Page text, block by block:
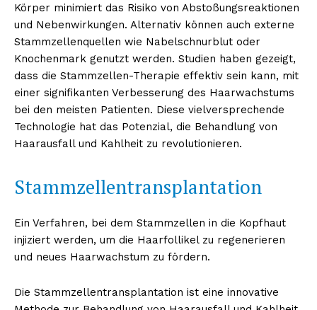
Körper minimiert das Risiko von Abstoßungsreaktionen
und Nebenwirkungen. Alternativ können auch externe
Stammzellenquellen wie Nabelschnurblut oder
Knochenmark genutzt werden. Studien haben gezeigt,
dass die Stammzellen-Therapie effektiv sein kann, mit
einer signifikanten Verbesserung des Haarwachstums
bei den meisten Patienten. Diese vielversprechende
Technologie hat das Potenzial, die Behandlung von
Haarausfall und Kahlheit zu revolutionieren.
Stammzellentransplantation
Ein Verfahren, bei dem Stammzellen in die Kopfhaut
injiziert werden, um die Haarfollikel zu regenerieren
und neues Haarwachstum zu fördern.
Die Stammzellentransplantation ist eine innovative